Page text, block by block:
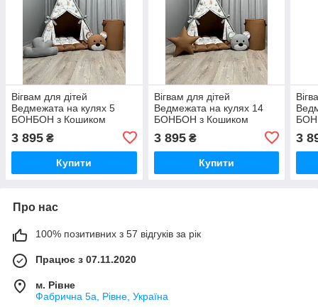
Вігвам для дітей
Ведмежата на кулях 5
БОНБОН з Кошиком
Повний комплект, вігвам
для хлопчика, дитяча
палатка, вігвам для
3 895 ₴
Купити
Вігвам для дітей
Ведмежата на кулях 14
БОНБОН з Кошиком
Повний комплект, вігвам
для хлопчика, дитяча
палатка, вігвам для
3 895₴
Купити
для
3
Про нас
100% позитивних з 57 відгуків за рік
Працює з 07.11.2020
м. Рівне
Фабрична 5а, Рівне, Україна